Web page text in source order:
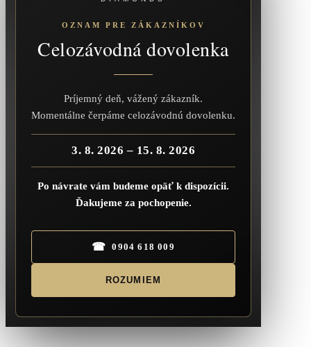
OZNAM PRE ZÁKAZNÍKOV
Celozávodná dovolenka
Príjemný deň, vážený zákazník.
Momentálne čerpáme celozávodnú dovolenku.
3. 8. 2026 – 15. 8. 2026
Po návrate vám budeme opäť k dispozícii.
Ďakujeme za pochopenie.
☎ 0904 618 009
ROZUMIEM